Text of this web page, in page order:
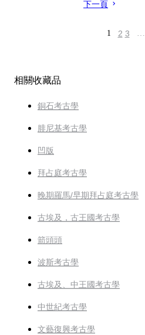
下一頁
1 2 3 …
相關收藏品
銅石考古學
腓尼基考古學
凹版
拜占庭考古學
晚期羅馬/早期拜占庭考古學
古埃及，古王國考古學
箭頭頭
波斯考古學
古埃及、中王國考古學
中世紀考古學
文藝復興考古學